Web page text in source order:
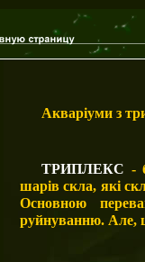
Акваріуми з
ТРИПЛЕКС -
шарів скла, які
Основною
руйнуванню. Але,